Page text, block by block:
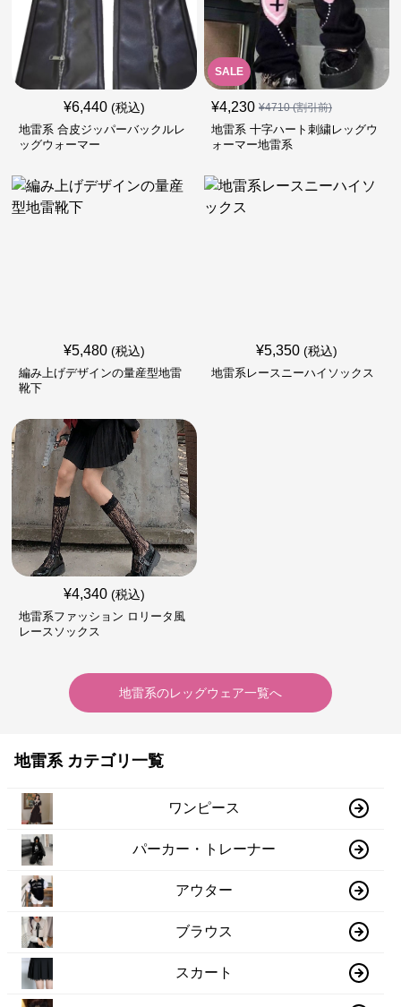
¥6,440 (税込)
地雷系 合皮ジッパーバックルレ
ッグウォーマー
SALE
¥4,230 ¥4710(割引前)
地雷系 十字ハート刺繍レッグウ
ォーマー地雷系
¥5,480 (税込)
編み上げデザインの量産型地雷
靴下
¥5,350 (税込)
地雷系レースニーハイソックス
¥4,340 (税込)
地雷系ファッション ロリータ風
レースソックス
地雷系のレッグウェア一覧へ
地雷系 カテゴリ一覧
ワンピース
パーカー・トレーナー
アウター
ブラウス
スカート